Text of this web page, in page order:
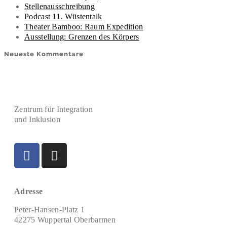
Stellenausschreibung
Podcast 11. Wüstentalk
Theater Bamboo: Raum Expedition
Ausstellung: Grenzen des Körpers
Neueste Kommentare
Zentrum für Integration
und Inklusion
Adresse
Peter-Hansen-Platz 1
42275 Wuppertal Oberbarmen